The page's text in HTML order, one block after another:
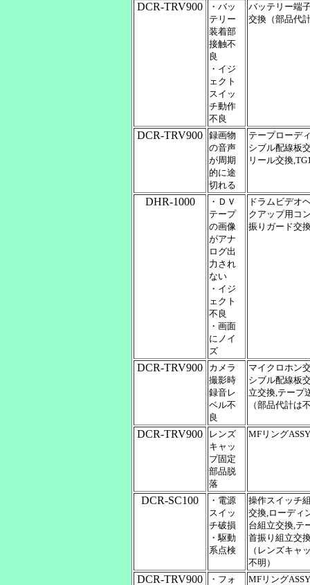
DCR-TRV900
・バッ
テリー
装着部
接触不
良
・イジ
ェクト
スイッ
チ動作
不良
バッテリー端
交換（部品代
DCR-TRV900 録画物
の音声
が周期
的に途
切れる
テープローデ
シブル配線板
リール交換
DHR-1000
・ＤＶ
テープ
の画像
がアナ
ログ出
力され
ない
・イジ
ェクト
不良
・画面
にノイ
ズ
ドラムビデオ
クアップ用コ
振りガード交
DCR-TRV900
カメラ
撮影時
録音レ
ベル不
良
マイクロホン
シブル配線板
立交換,テープ
（部品代計は
DCR-TRV900
レンズ
キャッ
プ固定
部品脱
落
MFリング
DCR-SC100
・電源
スイッ
チ破損
・駆動
系点検
操作スイッチ
交換,ローディ
台組立交換,テ
首振り組立交
（レンズキャ
不明）
DCR-TRV900 ・フォ MFリング